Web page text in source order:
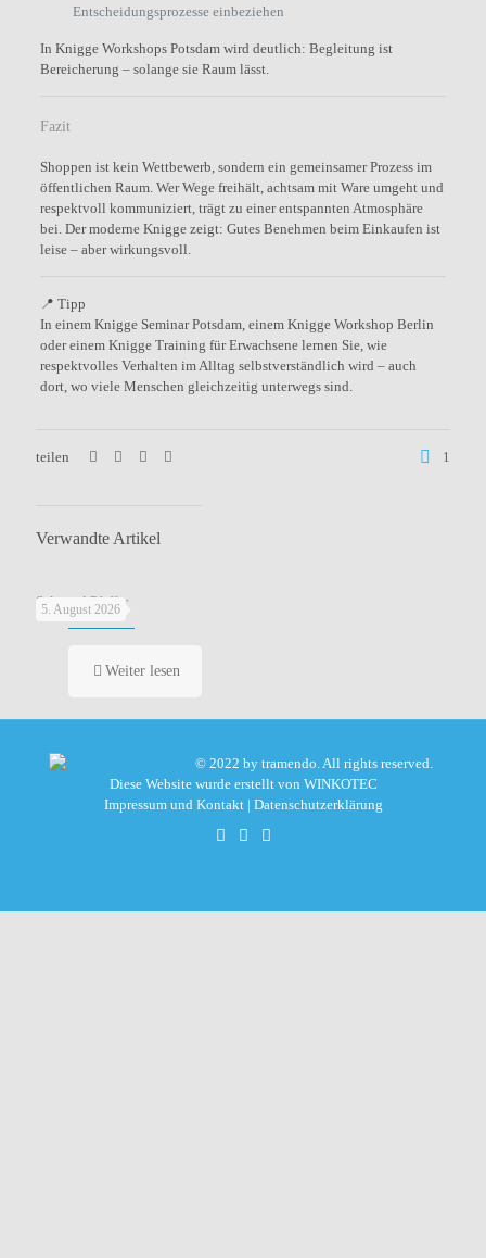
Entscheidungsprozesse einbeziehen
In Knigge Workshops Potsdam wird deutlich: Begleitung ist
Bereicherung – solange sie Raum lässt.
Fazit
Shoppen ist kein Wettbewerb, sondern ein gemeinsamer Prozess im
öffentlichen Raum. Wer Wege freihält, achtsam mit Ware umgeht und
respektvoll kommuniziert, trägt zu einer entspannten Atmosphäre
bei. Der moderne Knigge zeigt: Gutes Benehmen beim Einkaufen ist
leise – aber wirkungsvoll.
📍 Tipp
In einem Knigge Seminar Potsdam, einem Knigge Workshop Berlin
oder einem Knigge Training für Erwachsene lernen Sie, wie
respektvolles Verhalten im Alltag selbstverständlich wird – auch
dort, wo viele Menschen gleichzeitig unterwegs sind.
teilen 1
Verwandte Artikel
5. August 2026
Salz und Pfeffer
Weiter lesen
© 2022 by tramendo. All rights reserved.
Diese Website wurde erstellt von WINKOTEC
Impressum und Kontakt| Datenschutzerklärung